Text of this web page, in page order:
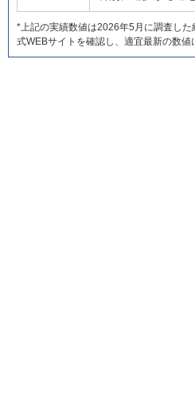
*上記の実績数値は2026年5月に調査し
式WEBサイトを確認し、適宜最新の数値